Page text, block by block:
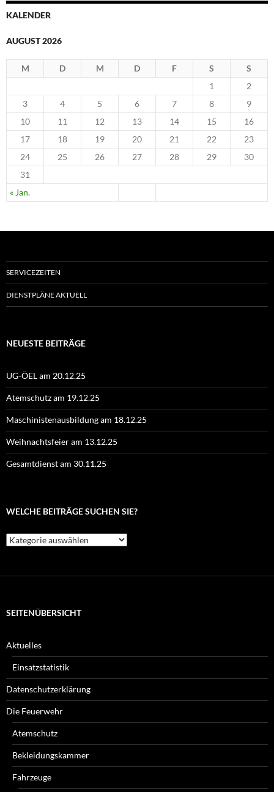
KALENDER
AUGUST 2026
M D M D F S S
« Jan.
1
2
3
4 5 6 7 8
9
10
11 12 13 14 15
16
17
18 19 20 21 22
23
24
25 26 27 28 29
30
31
SERVICEZEITEN
DIENSTPLÄNE AKTUELL
NEUESTE BEITRÄGE
UG-ÖEL am 20.12.25
Atemschutz am 19.12.25
Maschinistenausbildung am 18.12.25
Weihnachtsfeier am 13.12.25
Gesamtdienst am 30.11.25
WELCHE BEITRÄGE SUCHEN SIE?
Welche
Beiträge
SEITENÜBERSICHT
Aktuelles
Einsatzstatistik
Datenschutzerklärung
Die Feuerwehr
Atemschutz
Bekleidungskammer
Fahrzeuge